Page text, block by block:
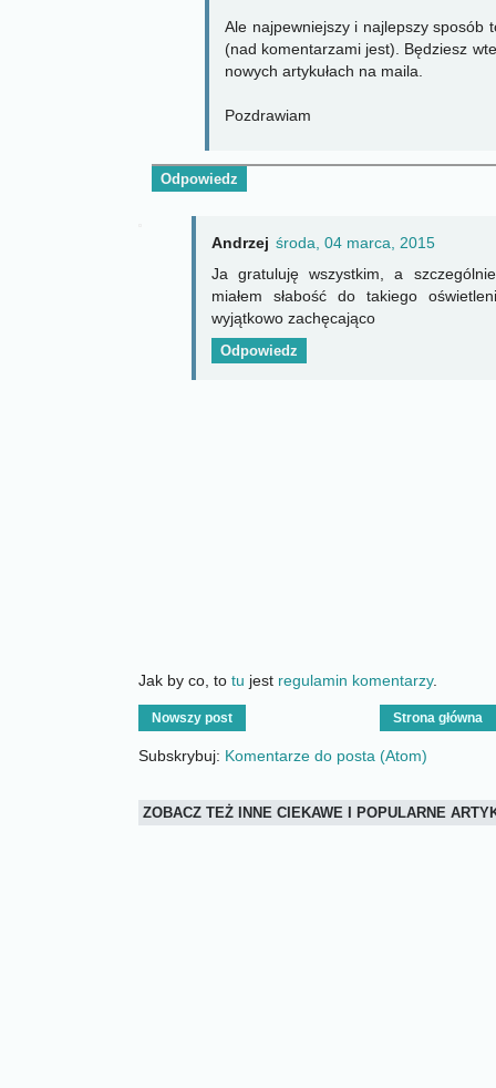
Ale najpewniejszy i najlepszy sposób
(nad komentarzami jest). Będziesz
nowych artykułach na maila.
Pozdrawiam
Odpowiedz
Andrzej środa, 04 marca, 2015
Ja gratuluję wszystkim, a
miałem słabość do takiego
wyjątkowo zachęcająco
Odpowiedz
Jak by co, to tu jest regulamin komentarzy.
Nowszy post Strona główna
Subskrybuj: Komentarze do posta (Atom)
ZOBACZ TEŻ INNE CIEKAWE I POPULARNE